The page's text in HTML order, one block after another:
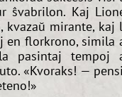
ŝvabrilon. Kaj
mirante, kaj
en florkrono, simila
pasintaj tempoj
«Kvoraks! —